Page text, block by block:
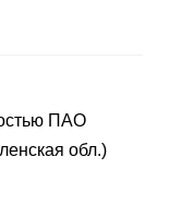
ПАО
обл.)